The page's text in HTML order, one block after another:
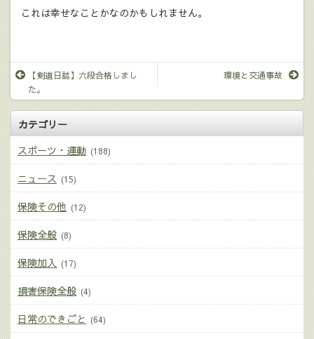
これは幸せなことかなのかもしれません。
【剣道日誌】六段合格しまし
た。
環境と交通事故
カテゴリー
スポーツ・運動 (188)
ニュース (15)
保険その他 (12)
保険全般 (8)
保険加入 (17)
損害保険全般 (4)
日常のできごと (64)